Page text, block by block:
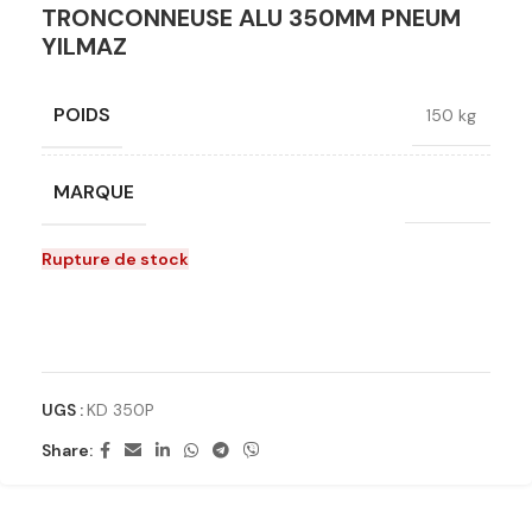
TRONCONNEUSE ALU 350MM PNEUM
YILMAZ
POIDS 150 kg
MARQUE
Rupture de stock
UGS :KD 350P
Share: